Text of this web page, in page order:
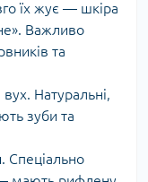
їх жує — шкіра
Важливо
та
Натуральні,
зуби та
Спеціально